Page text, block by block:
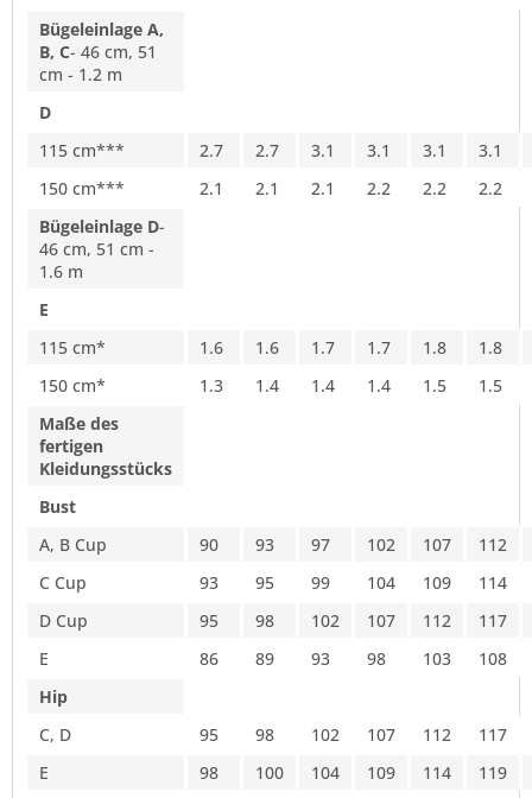
Bügeleinlage A,
B, C- 46 cm, 51
cm - 1.2 m
D
115 cm***
2.7 2.7 3.1 3.1 3.1
3.1
150 cm***
2.1 2.1 2.1 2.2 2.2
2.2
Bügeleinlage D-
46 cm, 51 cm -
1.6 m
E
115 cm*
1.6 1.6 1.7 1.7 1.8
1.8
150 cm*
1.3 1.4 1.4 1.4 1.5
1.5
Maße des
fertigen
Kleidungsstücks
Bust
A, B Cup
90 93 97 102 107
112
C Cup
93 95 99 104 109
114
D Cup
95 98 102 107 112
117
E
86 89 93 98 103
108
Hip
C, D
95 98 102 107 112
117
E
98 100 104 109 114
119